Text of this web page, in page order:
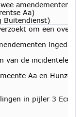
amendementen
Aa)
Buitendienst)
om een
van de incidentele
Aa en Hunze,
in pijler 3